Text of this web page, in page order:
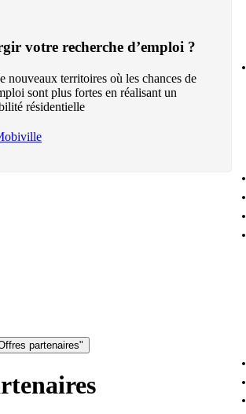
votre recherche d’emploi ?
nouveaux territoires où les chances de
sont plus fortes en réalisant un
résidentielle
partenaires"